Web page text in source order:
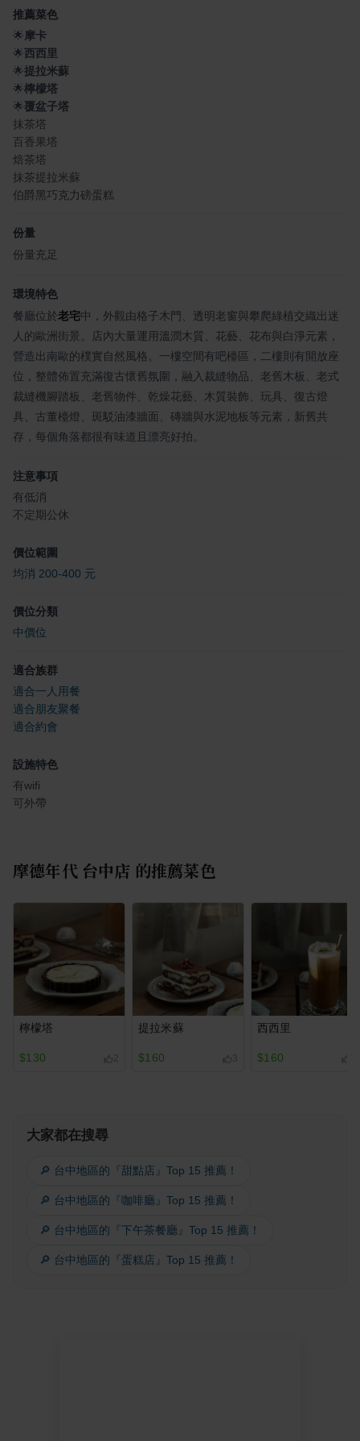
推薦菜色
🌟摩卡
🌟西西里
🌟提拉米蘇
🌟檸檬塔
🌟覆盆子塔
抹茶塔
百香果塔
焙茶塔
抹茶提拉米蘇
伯爵黑巧克力磅蛋糕
份量
份量充足
環境特色
餐廳位於老宅中，外觀由格子木門、透明老窗與攀爬綠植交織出迷
人的歐洲街景。店內大量運用溫潤木質、花藝、花布與白淨元素，
營造出南歐的樸實自然風格。一樓空間有吧檯區，二樓則有開放座
位，整體佈置充滿復古懷舊氛圍，融入裁縫物品、老舊木板、老式
裁縫機腳踏板、老舊物件、乾燥花藝、木質裝飾、玩具、復古燈
具、古董檯燈、斑駁油漆牆面、磚牆與水泥地板等元素，新舊共
存，每個角落都很有味道且漂亮好拍。
注意事項
有低消
不定期公休
價位範圍
均消 200-400 元
價位分類
中價位
適合族群
適合一人用餐
適合朋友聚餐
適合約會
設施特色
有wifi
可外帶
摩德年代 台中店 的推薦菜色
檸檬塔
$130 2
提拉米蘇
$160 3
西西里
$160
大家都在搜尋
🔎 台中地區的『甜點店』Top 15 推薦！
🔎 台中地區的『咖啡廳』Top 15 推薦！
🔎 台中地區的『下午茶餐廳』Top 15 推薦！
🔎 台中地區的『蛋糕店』Top 15 推薦！